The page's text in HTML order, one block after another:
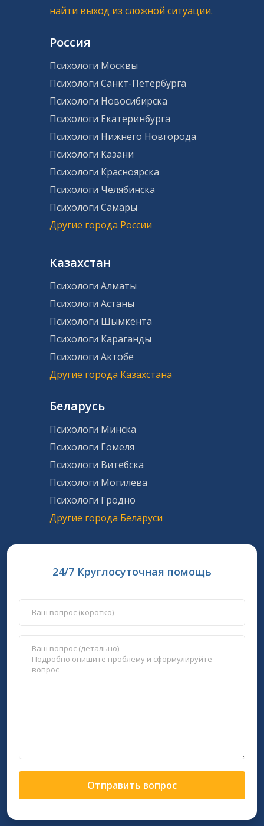
найти выход из сложной ситуации.
Россия
Психологи Москвы
Психологи Санкт-Петербурга
Психологи Новосибирска
Психологи Екатеринбурга
Психологи Нижнего Новгорода
Психологи Казани
Психологи Красноярска
Психологи Челябинска
Психологи Самары
Другие города России
Казахстан
Психологи Алматы
Психологи Астаны
Психологи Шымкента
Психологи Караганды
Психологи Актобе
Другие города Казахстана
Беларусь
Психологи Минска
Психологи Гомеля
Психологи Витебска
Психологи Могилева
Психологи Гродно
Другие города Беларуси
24/7 Круглосуточная помощь
Отправить вопрос